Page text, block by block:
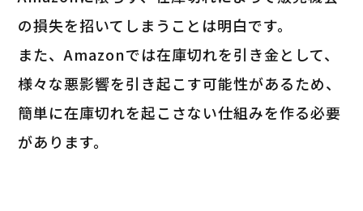
の損失を招いてしまうことは明白です。
また、Amazonでは在庫切れを引き金として、
様々な悪影響を引き起こす可能性があるため、
簡単に在庫切れを起こさない仕組みを作る必要
があります。